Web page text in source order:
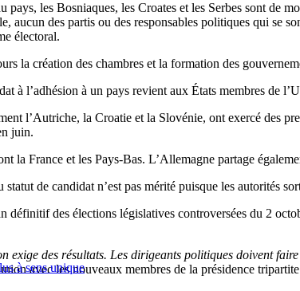
les Bosniaques, les Croates et les Serbes sont de
aucun des partis ou des responsables politiques qui se
électoral.
la création des chambres et la formation des
à l’adhésion à un pays revient aux États membres de
l’Autriche, la Croatie et la Slovénie, ont exercé des
juin.
la France et les Pays-Bas. L’Allemagne partage
de candidat n’est pas mérité puisque les autorités
définitif des élections législatives controversées du 2
à sens unique
exige des résultats. Les dirigeants politiques doivent
avec les nouveaux membres de la présidence